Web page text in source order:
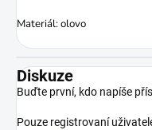
Materiál: olovo
Diskuze
Buďte první, kdo napíše
Pouze registrovaní